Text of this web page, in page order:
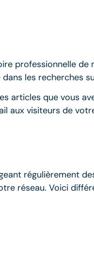
professionnelle de
les recherches
articles que vous
aux visiteurs de
régulièrement
réseau. Voici